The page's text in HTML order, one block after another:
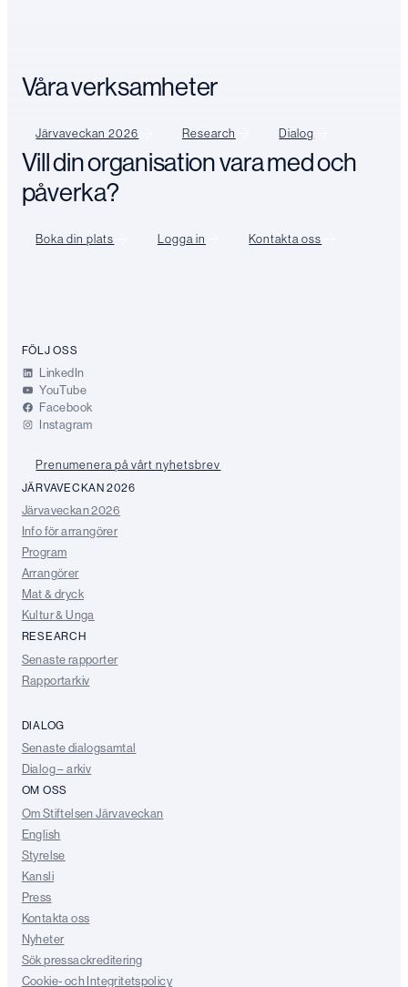
Våra verksamheter
Järvaveckan 2026 Research Dialog
Vill din organisation vara med och
påverka?
Boka din plats Logga in Kontakta oss
FÖLJ OSS
LinkedIn
YouTube
Facebook
Instagram
Prenumenera på vårt nyhetsbrev
JÄRVAVECKAN 2026
Järvaveckan 2026
Info för arrangörer
Program
Arrangörer
Mat & dryck
Kultur & Unga
RESEARCH
Senaste rapporter
Rapportarkiv
DIALOG
Senaste dialogsamtal
Dialog – arkiv
OM OSS
Om Stiftelsen Järvaveckan
English
Styrelse
Kansli
Press
Kontakta oss
Nyheter
Sök pressackreditering
Cookie- och Integritetspolicy